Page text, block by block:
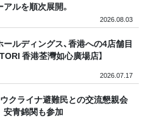
アルを順次展開。
2026.08.03
ールディングス、香港への4店舗目
香港荃灣如心廣場店】
2026.07.17
ウクライナ避難民との交流懇親会
青錦関も参加